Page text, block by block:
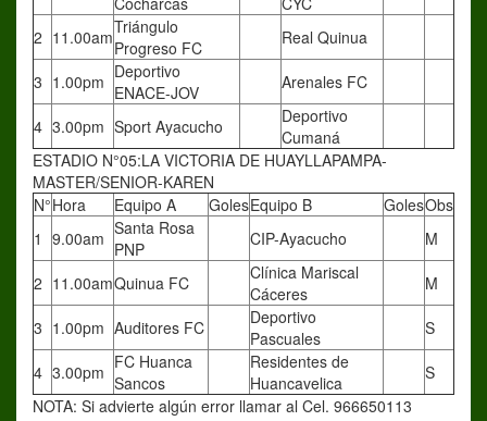
2 11.00amTriángulo
Progreso FC
Real Quinua
3 1.00pm Deportivo
ENACE-JOV
Arenales FC
4 3.00pm Sport Ayacucho
Deportivo
Cumaná
ESTADIO N°05:LA VICTORIA DE HUAYLLAPAMPA-
MASTER/SENIOR-KAREN
N°Hora Equipo A GolesEquipo B GolesObs
1 9.00am Santa Rosa
PNP
CIP-Ayacucho M
2 11.00amQuinua FC
Clínica Mariscal
Cáceres
M
3 1.00pm Auditores FC
Deportivo
Pascuales
S
4 3.00pm FC Huanca
Sancos
Residentes de
Huancavelica
S
NOTA: Si advierte algún error llamar al Cel. 966650113